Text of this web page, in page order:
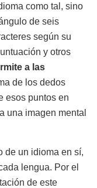
como tal, sino
de seis
según su
y otros
a las
de los dedos
esos puntos en
una imagen mental
de un idioma en sí,
lengua. Por el
de este